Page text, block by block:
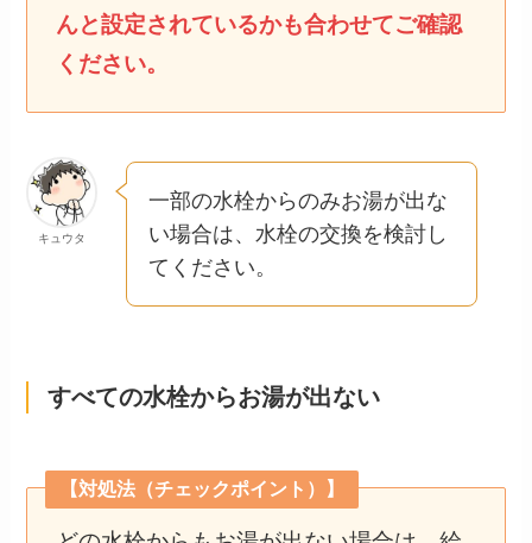
んと設定されているかも合わせてご確認
ください。
キュウタ
一部の水栓からのみお湯が出な
い場合は、水栓の交換を検討し
てください。
すべての水栓からお湯が出ない
【対処法（チェックポイント）】